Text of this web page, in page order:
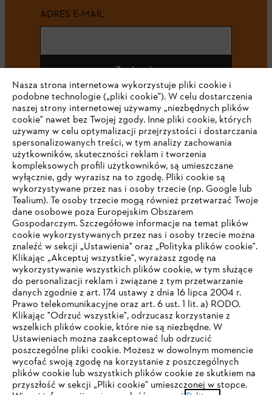
ADRES E-MAIL
Zapisz się
#STIHL
Firma
STIHL FAQ
Serwis
TWOJA PRZEGLĄDARKA NIE JEST
OBSŁUGIWANA
Korzystasz z przeglądarki, której jeszcze nie obsługujemy. W
celu optymalnego korzystania z naszej strony zalecamy
Nasza strona internetowa wykorzystuje pliki cookie i
podobne technologie („pliki cookie"). W celu dostarczenia
naszej strony internetowej używamy „niezbędnych plików
cookie" nawet bez Twojej zgody. Inne pliki cookie, których
używamy w celu optymalizacji przejrzystości i dostarczania
spersonalizowanych treści, w tym analizy zachowania
użytkowników, skuteczności reklam i tworzenia
kompleksowych profili użytkowników, są umieszczane
wyłącznie, gdy wyrazisz na to zgodę. Pliki cookie są
wykorzystywane przez nas i osoby trzecie (np. Google lub
Tealium). Te osoby trzecie mogą również przetwarzać Twoje
dane osobowe poza Europejskim Obszarem
Gospodarczym. Szczegółowe informacje na temat plików
cookie wykorzystywanych przez nas i osoby trzecie można
znaleźć w sekcji „Ustawienia" oraz „Polityka plików cookie".
Klikając „Akceptuj wszystkie", wyrażasz zgodę na
wykorzystywanie wszystkich plików cookie, w tym służące
do personalizacji reklam i związane z tym przetwarzanie
danych zgodnie z art. 174 ustawy z dnia 16 lipca 2004 r.
Prawo telekomunikacyjne oraz art. 6 ust. 1 lit. a) RODO.
Klikając "Odrzuć wszystkie", odrzucasz korzystanie z
wszelkich plików cookie, które nie są niezbędne. W
Ustawieniach można zaakceptować lub odrzucić
poszczególne pliki cookie. Możesz w dowolnym momencie
wycofać swoją zgodę na korzystanie z poszczególnych
plików cookie lub wszystkich plików cookie ze skutkiem na
przyszłość w sekcji „Pliki cookie" umieszczonej w stopce.